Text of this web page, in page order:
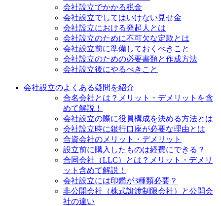
会社設立でかかる税金
会社設立でしてはいけない見せ金
会社設立における発起人とは
会社設立のために不可欠な定款とは
会社設立前に準備しておくべきこと
会社設立のための必要書類と作成方法
会社設立後にやるべきこと
会社設立のよくある疑問を紹介
合名会社とは？メリット・デメリットを含
めて解説！
会社設立の際に役員構成を決める方法とは
会社設立時に銀行口座が必要な理由とは
合資会社のメリット・デメリット
設立前に購入したものは経費にできる？
合同会社（LLC）とは？メリット・デメリ
ット含めて解説！
会社設立には印鑑が3種類必要？
非公開会社（株式譲渡制限会社）と公開会
社の違い